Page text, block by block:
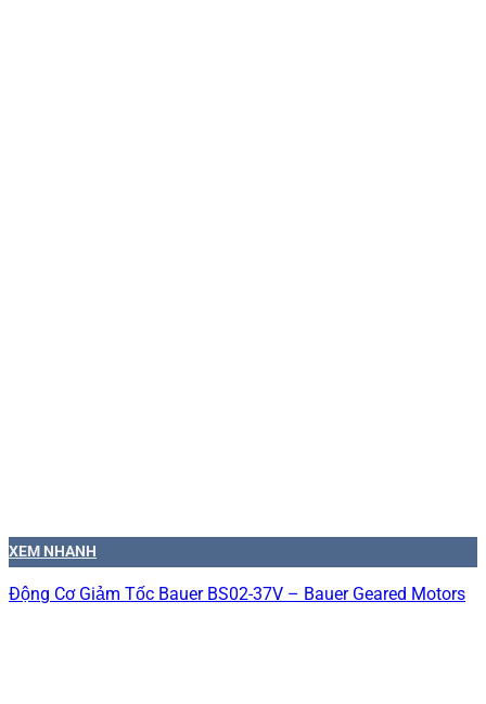
XEM NHANH
Động Cơ Giảm Tốc Bauer BS02-37V – Bauer Geared Motors